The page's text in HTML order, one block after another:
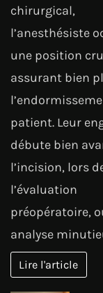
chirurgical,
l’anesthésiste
une position
assurant bien
patient. Leur
débute bien
l’incision, lors
l’évaluation
préopératoire,
analyse
Lire l'article